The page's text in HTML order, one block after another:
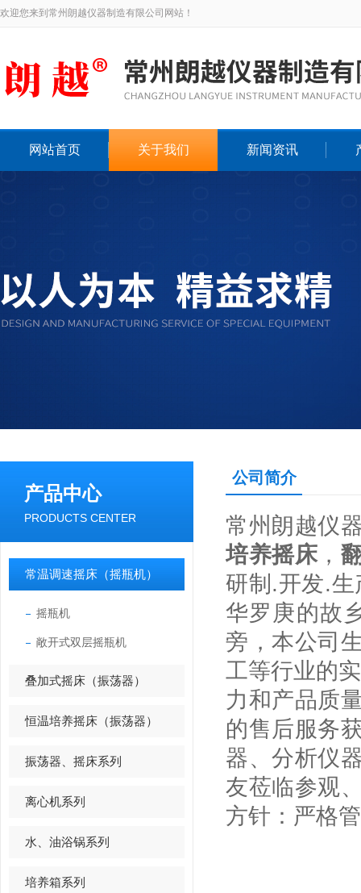
欢迎您来到常州朗越仪器制造有限公司网站！
网站首页 关于我们 新闻资讯
产品中心
PRODUCTS CENTER
常温调速摇床（摇瓶机）
摇瓶机
敞开式双层摇瓶机
叠加式摇床（振荡器）
恒温培养摇床（振荡器）
振荡器、摇床系列
离心机系列
水、油浴锅系列
培养箱系列
公司简介
常州朗越仪
培养摇床，
研制.开发.
华罗庚的故
旁，本公司
工等行业的
力和产品质
的售后服务
器、分析仪
友莅临参观
方针：严格